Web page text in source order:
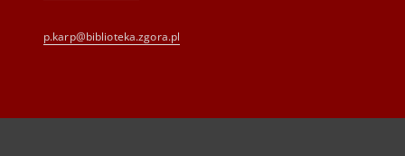
p.karp@biblioteka.zgora.pl